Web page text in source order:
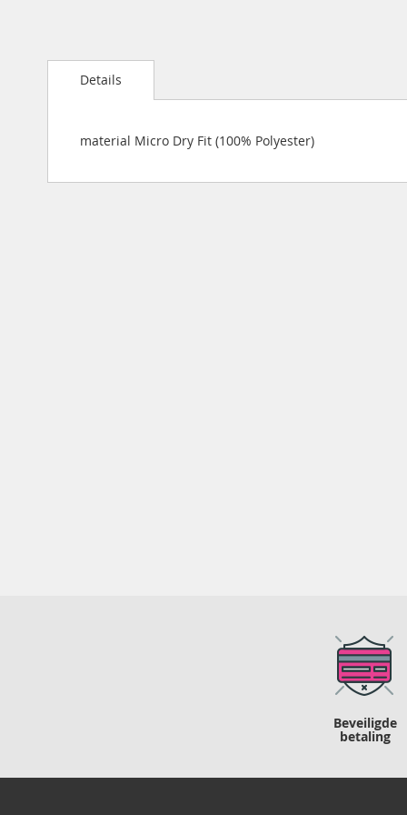
Details
material Micro Dry Fit (100% Polyester)
Beveiligde
betaling